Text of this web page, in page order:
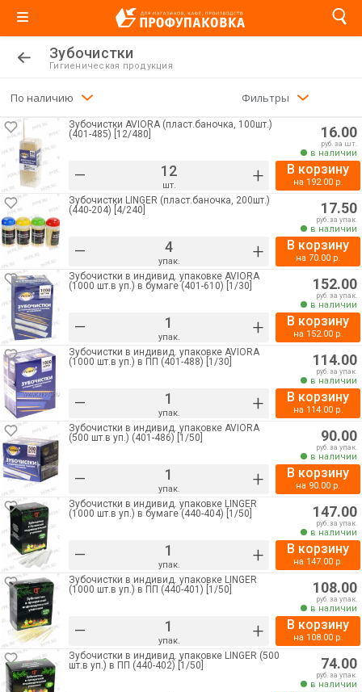
Зубочистки
Гигиеническая продукция
По наличию Фильтры
Зубочистки AVIORA (пласт.баночка, 100шт.)
(401-485) [12/480]
– шт. +
16.00
руб. за шт.
в наличии
В корзину
на 192.00р.
Зубочистки LINGER (пласт.баночка, 200шт.)
(440-204) [4/240]
– упак. +
17.50
руб. за упак.
в наличии
В корзину
на 70.00р.
Зубочистки в индивид. упаковке AVIORA
(1000 шт.в уп.) в бумаге (401-610) [1/30]
– упак. +
152.00
руб. за упак.
в наличии
В корзину
на 152.00р.
Зубочистки в индивид. упаковке AVIORA
(1000 шт.в уп.) в ПП (401-488) [1/30]
– упак. +
114.00
руб. за упак.
в наличии
В корзину
на 114.00р.
Зубочистки в индивид. упаковке AVIORA
(500 шт.в уп.) (401-486) [1/50]
– упак. +
90.00
руб. за упак.
в наличии
В корзину
на 90.00р.
Зубочистки в индивид. упаковке LINGER
(1000 шт.в уп.) в бумаге (440-404) [1/50]
– упак. +
147.00
руб. за упак.
в наличии
В корзину
на 147.00р.
Зубочистки в индивид. упаковке LINGER
(1000 шт.в уп.) в ПП (440-401) [1/50]
– упак. +
108.00
руб. за упак.
в наличии
В корзину
на 108.00р.
Зубочистки в индивид. упаковке LINGER (500
шт.в уп.) в ПП (440-402) [1/50]
74.00
руб. за упак.
в наличии